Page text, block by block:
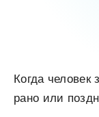
Когда человек
рано или